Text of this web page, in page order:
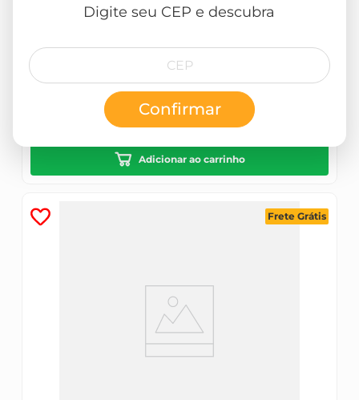
Digite seu CEP e descubra
Confirmar
VERNIZ TINGIDOR MONTANA BRILHANTE 3,6L
R$ 22,98sem juros
Adicionar ao carrinho
Frete Grátis